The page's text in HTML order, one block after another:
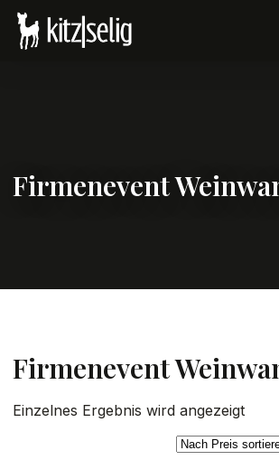
Firmenevent
Firmenevent
Einzelnes Ergebnis wird angezeigt